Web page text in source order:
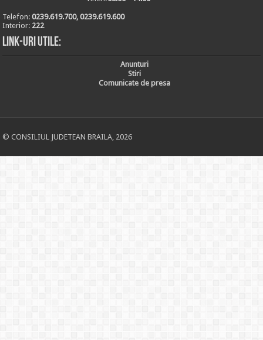
Telefon:0239.619.700, 0239.619.600
Interior: 222
Link-uri utile:
Anunturi
Stiri
Comunicate de presa
© CONSILIUL JUDETEAN BRAILA, 2026